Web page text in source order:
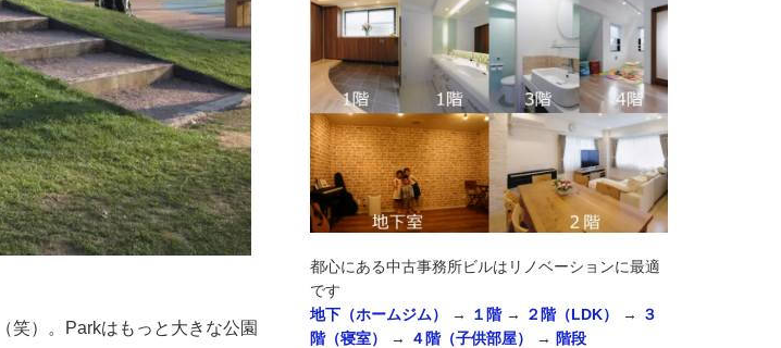
笑）。Parkはもっと大きな公園
都心にある中古事務所ビルはリノベーションに最適
です
地下（ホームジム）
→ １階→ ２階（LDK） →
３
階（寝室）
→ ４階（子供部屋） → 階段